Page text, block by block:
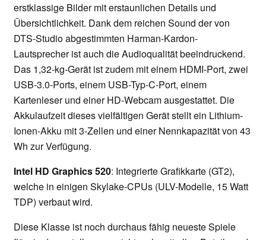
erstklassige Bilder mit erstaunlichen Details und
Übersichtlichkeit. Dank dem reichen Sound der von
DTS-Studio abgestimmten Harman-Kardon-
Lautsprecher ist auch die Audioqualität beeindruckend.
Das 1,32-kg-Gerät ist zudem mit einem HDMI-Port, zwei
USB-3.0-Ports, einem USB-Typ-C-Port, einem
Kartenleser und einer HD-Webcam ausgestattet. Die
Akkulaufzeit dieses vielfältigen Gerät stellt ein Lithium-
Ionen-Akku mit 3-Zellen und einer Nennkapazität von 43
Wh zur Verfügung.
Intel HD Graphics 520: Integrierte Grafikkarte (GT2),
welche in einigen Skylake-CPUs (ULV-Modelle, 15 Watt
TDP) verbaut wird.
Diese Klasse ist noch durchaus fähig neueste Spiele